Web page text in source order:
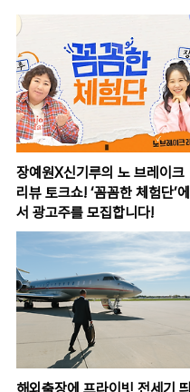
장예원X신기루의 노 브레이크
리뷰 토크쇼! ‘꼼꼼한 체험단’에
서 광고주를 모집합니다!